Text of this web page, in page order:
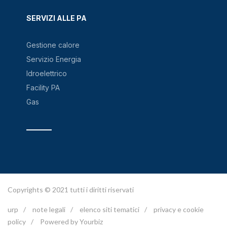
SERVIZI ALLE PA
Gestione calore
Servizio Energia
Idroelettrico
Facility PA
Gas
Copyrights © 2021 tutti i diritti riservati
urp / note legali / elenco siti tematici /
privacy e cookie
policy / Powered by Yourbiz